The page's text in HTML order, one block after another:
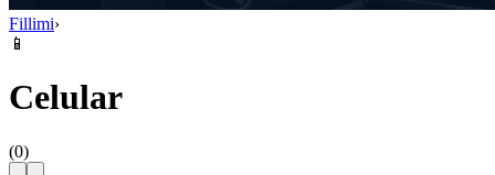
Fillimi›
📱
Celular
(0)